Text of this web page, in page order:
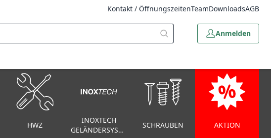
Kontakt / ÖffnungszeitenTeamDownloadsAGB
Anmelden
HWZ
INOXTECH
GELÄNDERSYSTEM
SCHRAUBEN AKTION